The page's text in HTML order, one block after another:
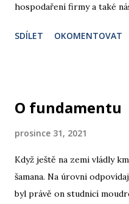
hospodaření firmy a také
bych si přál úplně jinou
SDÍLET OKOMENTOVAT
O fundamentu
prosince 31, 2021
Když ještě na zemi vládly
šamana. Na úrovni
byl právě on studnicí